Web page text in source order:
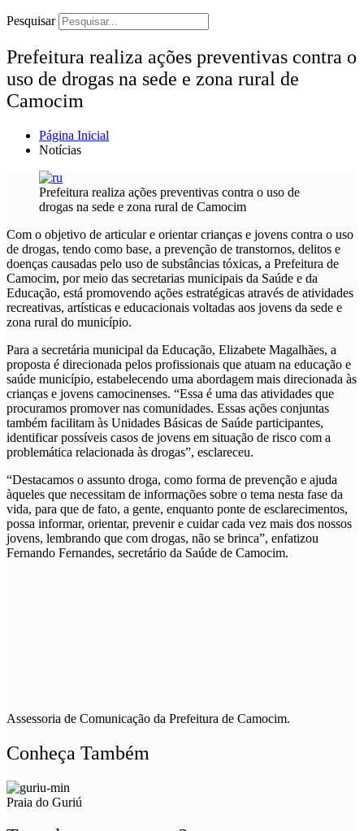
Pesquisar
Prefeitura realiza ações preventivas contra o
uso de drogas na sede e zona rural de
Camocim
Página Inicial
Notícias
Prefeitura realiza ações preventivas contra o uso de
drogas na sede e zona rural de Camocim
Com o objetivo de articular e orientar crianças e jovens contra o uso
de drogas, tendo como base, a prevenção de transtornos, delitos e
doenças causadas pelo uso de substâncias tóxicas, a Prefeitura de
Camocim, por meio das secretarias municipais da Saúde e da
Educação, está promovendo ações estratégicas através de atividades
recreativas, artísticas e educacionais voltadas aos jovens da sede e
zona rural do município.
Para a secretária municipal da Educação, Elizabete Magalhães, a
proposta é direcionada pelos profissionais que atuam na educação e
saúde município, estabelecendo uma abordagem mais direcionada às
crianças e jovens camocinenses. “Essa é uma das atividades que
procuramos promover nas comunidades. Essas ações conjuntas
também facilitam às Unidades Básicas de Saúde participantes,
identificar possíveis casos de jovens em situação de risco com a
problemática relacionada às drogas”, esclareceu.
“Destacamos o assunto droga, como forma de prevenção e ajuda
àqueles que necessitam de informações sobre o tema nesta fase da
vida, para que de fato, a gente, enquanto ponte de esclarecimentos,
possa informar, orientar, prevenir e cuidar cada vez mais dos nossos
jovens, lembrando que com drogas, não se brinca”, enfatizou
Fernando Fernandes, secretário da Saúde de Camocim.
Assessoria de Comunicação da Prefeitura de Camocim.
Conheça Também
Praia do Guriú